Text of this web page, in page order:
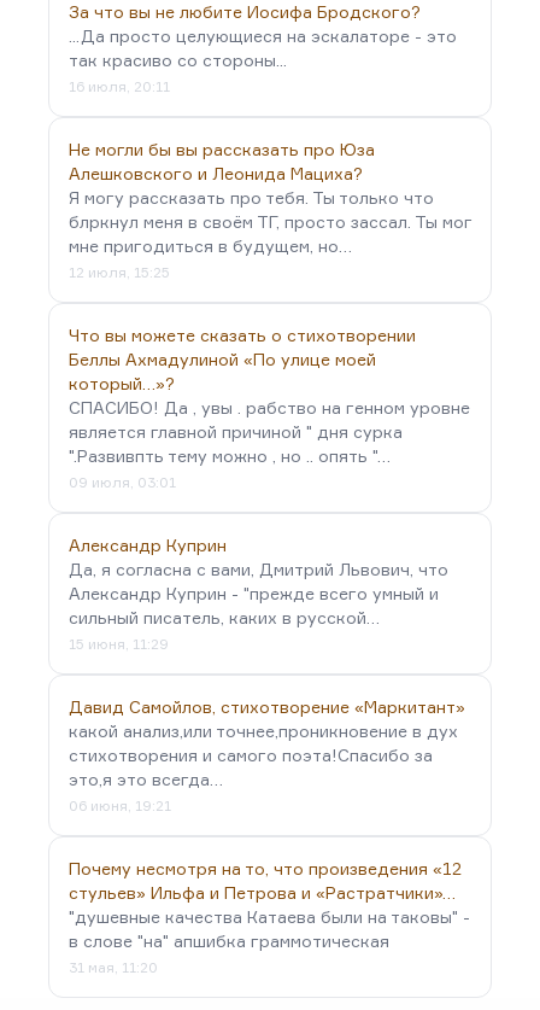
За что вы не любите Иосифа Бродского?
...Да просто целующиеся на эскалаторе - это
так красиво со стороны...
16 июля, 20:11
Не могли бы вы рассказать про Юза
Алешковского и Леонида Мациха?
Я могу рассказать про тебя. Ты только что
блркнул меня в своём ТГ, просто зассал. Ты мог
мне пригодиться в будущем, но…
12 июля, 15:25
Что вы можете сказать о стихотворении
Беллы Ахмадулиной «По улице моей
который…»?
СПАСИБО! Да , увы . рабство на генном уровне
является главной причиной " дня сурка
".Развивпть тему можно , но .. опять "…
09 июля, 03:01
Александр Куприн
Да, я согласна с вами, Дмитрий Львович, что
Александр Куприн - "прежде всего умный и
сильный писатель, каких в русской…
15 июня, 11:29
Давид Самойлов, стихотворение «Маркитант»
какой анализ,или точнее,проникновение в дух
стихотворения и самого поэта!Спасибо за
это,я это всегда…
06 июня, 19:21
Почему несмотря на то, что произведения «12
стульев» Ильфа и Петрова и «Растратчики»…
"душевные качества Катаева были на таковы" -
в слове "на" апшибка граммотическая
31 мая, 11:20